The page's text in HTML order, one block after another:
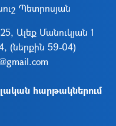
Պետրոսյան
Ալեք Մանուկյան 1
(ներքին 59-04)
հարթակներում